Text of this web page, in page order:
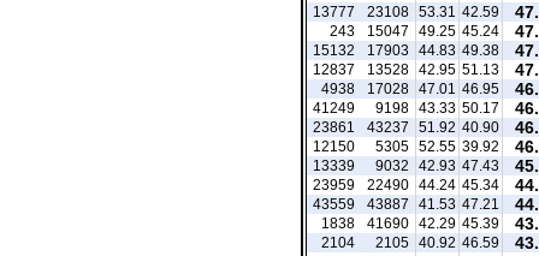
42.59
53.31
23108
13777
45.24
49.25
15047
243
49.38
44.83
17903
15132
51.13
42.95
13528
12837
46.95
47.01
17028
4938
50.17
43.33
9198
41249
40.90
51.92
43237
23861
39.92
52.55
5305
12150
47.43
42.93
9032
13339
45.34
44.24
22490
23959
47.21
41.53
43887
43559
45.39
42.29
41690
1838
46.59
40.92
2105
2104